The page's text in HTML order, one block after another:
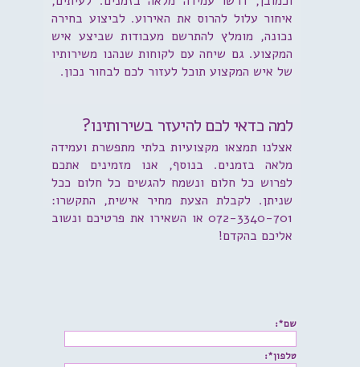
איחור עלול להרוס את האירוע. לביצוע בחירה
נכונה, מומלץ להתרשם מעבודות שביצע איש
המקצוע. גם שיחה עם לקוחות שנהנו משירותיו
של איש המקצוע תוכל לעזור לכם לבחור נכון.
למה כדאי לכם להיעזר בשירותינו?
אצלנו תמצאו מקצועיות בלתי מתפשרת ועמידה
מלאה בזמנים. בנוסף, אנו מזמינים אתכם
לפרוש כל חלום ונשמח להגשים כל חלום ככל
שניתן. לקבלת הצעת מחיר אישית, התקשרו:
072-3340-701 או השאירו את פרטיכם ונשוב
אליכם בהקדם!
שם*:
טלפון*: